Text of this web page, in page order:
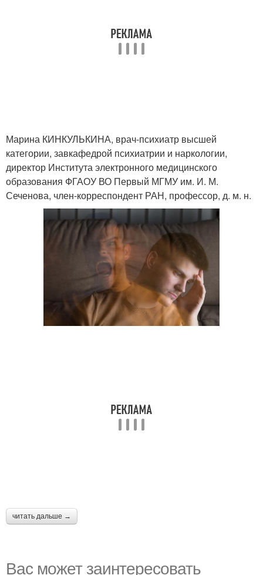
Марина КИНКУЛЬКИНА, врач-психиатр высшей
категории, завкафедрой психиатрии и наркологии,
директор Института электронного медицинского
образования ФГАОУ ВО Первый МГМУ им. И. М.
Сеченова, член-корреспондент РАН, профессор, д. м. н.
читать дальше →
Вас может заинтересовать